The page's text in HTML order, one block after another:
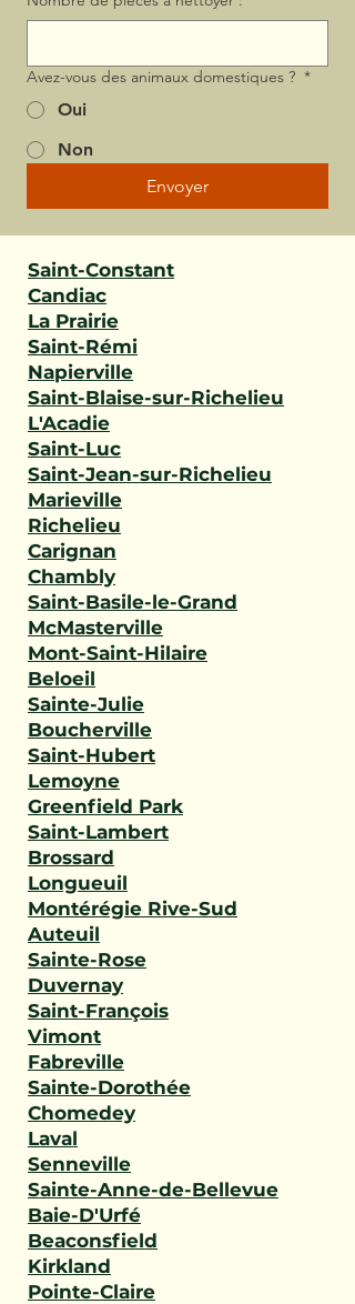
Avez-vous des animaux domestiques ? *
Oui
Non
Envoyer
Saint-Constant
Candiac
La Prairie
Saint-Rémi
Napierville
Saint-Blaise-sur-Richelieu
L'Acadie
Saint-Luc
Saint-Jean-sur-Richelieu
Marieville
Richelieu
Carignan
Chambly
Saint-Basile-le-Grand
McMasterville
Mont-Saint-Hilaire
Beloeil
Sainte-Julie
Boucherville
Saint-Hubert
Lemoyne
Greenfield Park
Saint-Lambert
Brossard
Longueuil
Montérégie Rive-Sud
Auteuil
Sainte-Rose
Duvernay
Saint-François
Vimont
Fabreville
Sainte-Dorothée
Chomedey
Laval
Senneville
Sainte-Anne-de-Bellevue
Baie-D'Urfé
Beaconsfield
Kirkland
Pointe-Claire